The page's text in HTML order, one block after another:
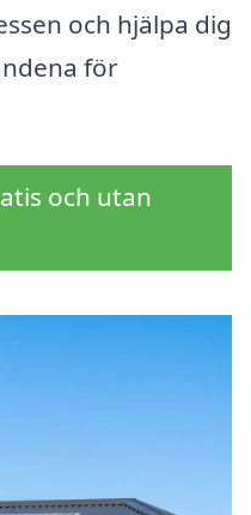
och hjälpa dig
för
och utan